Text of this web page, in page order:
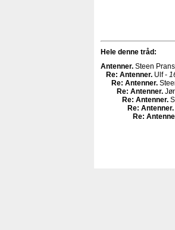
Hele denne tråd:
Antenner. Steen
Re: Antenner. Ulf -
Re: Antenner.
Re: Antenner.
Re: Antenner.
Re: Antenner.
Re: